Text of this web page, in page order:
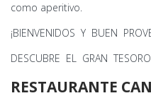
como aperitivo.
¡BIENVENIDOS Y BUEN
DESCUBRE EL GRAN
RESTAURANTE